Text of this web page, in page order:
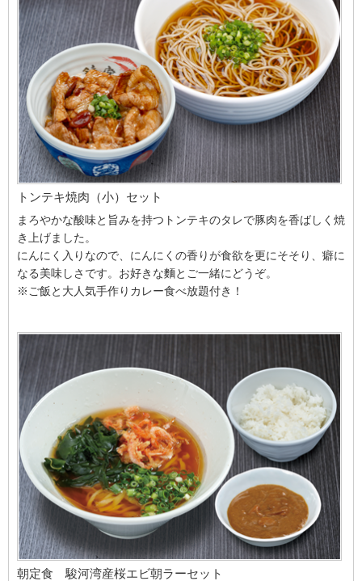
トンテキ焼肉（小）セット
まろやかな酸味と旨みを持つトンテキのタレで豚肉を香ばしく焼
き上げました。
にんにく入りなので、にんにくの香りが食欲を更にそそり、癖に
なる美味しさです。お好きな麵とご一緒にどうぞ。
※ご飯と大人気手作りカレー食べ放題付き！
朝定食 駿河湾産桜エビ朝ラーセット